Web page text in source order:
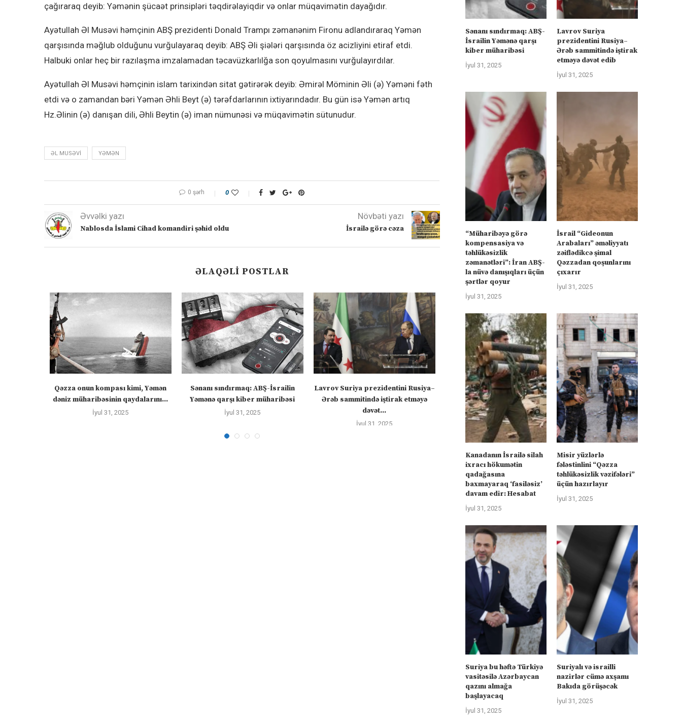
çağıraraq deyib: Yəmənin şücaət prinsipləri təqdirəlayiqdir və onlar müqavimətin dayağıdır.
Ayətullah Əl Musəvi həmçinin ABŞ prezidenti Donald Trampı zəmanənim Fironu adlandıraraq Yəmən
qarşısında məğlub olduğunu vurğulayaraq deyib: ABŞ Əli şiələri qarşısında öz acizliyini etiraf etdi.
Halbuki onlar heç bir razılaşma imzalamadan təcavüzkarlılğa son qoyulmasını vurğulayırdılar.
Ayətullah Əl Musəvi həmçinin islam tarixindən sitat gətirərək deyib: Əmirəl Möminin Əli (ə) Yəməni fəth
etdi və o zamandan bəri Yəmən Əhli Beyt (ə) tərəfdarlarının ixtiyarındadır. Bu gün isə Yəmən artıq
Hz.Əlinin (ə) danışan dili, Əhli Beytin (ə) iman nümunəsi və müqavimətin sütunudur.
ƏL MUSƏVI YƏMƏN
0 şərh 0
Əvvəlki yazı
Nablosda İslami Cihad komandiri şəhid oldu
Növbəti yazı
İsrailə görə cəza
ƏLAQƏLI POSTLAR
Qəzza onun kompası kimi, Yəmən
dəniz müharibəsinin qaydalarını...
İyul 31, 2025
Sənanı sındırmaq: ABŞ-İsrailin
Yəmənə qarşı kiber müharibəsi
İyul 31, 2025
Lavrov Suriya prezidentini Rusiya–
Ərəb sammitində iştirak etməyə
dəvət...
İyul 31, 2025
“Müharibəyə görə kompensasiya və
təhlükəsizlik zəmanətləri”: İran
ABŞ-la...
İyul 31, 2025
Kanadanın İsrailə silah
hökumətin qadağasına
‘fasiləsiz’...
İyul 31, 2025
Sənanı sındırmaq: ABŞ-
İsrailin Yəmənə qarşı
kiber müharibəsi
İyul 31, 2025
Lavrov Suriya
prezidentini Rusiya–
Ərəb sammitində iştirak
etməyə dəvət edib
İyul 31, 2025
“Müharibəyə görə
kompensasiya və
təhlükəsizlik
zəmanətləri”: İran ABŞ-
la nüvə danışıqları üçün
şərtlər qoyur
İyul 31, 2025
İsrail “Gideonun
Arabaları” əməliyyatı
zəiflədikcə şimal
Qəzzadan qoşunlarını
çıxarır
İyul 31, 2025
Kanadanın İsrailə silah
ixracı hökumətin
qadağasına
baxmayaraq ‘fasiləsiz’
davam edir: Hesabat
İyul 31, 2025
Misir yüzlərlə
fələstinlini “Qəzza
təhlükəsizlik vəzifələri”
üçün hazırlayır
İyul 31, 2025
Suriya bu həftə Türkiyə
vasitəsilə Azərbaycan
qazını almağa
başlayacaq
İyul 31, 2025
Suriyalı və israilli
nazirlər cümə axşamı
Bakıda görüşəcək
İyul 31, 2025